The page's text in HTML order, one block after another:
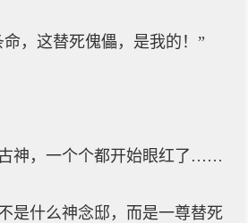
这替死傀儡，是我的！”
，一个个都开始眼红了……
什么神念邸，而是一尊替死